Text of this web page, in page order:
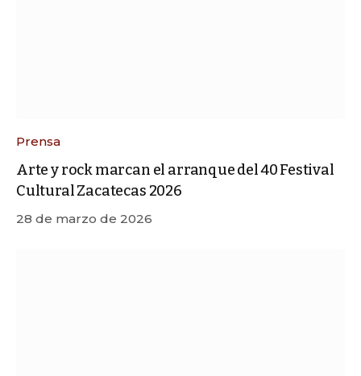
Prensa
Arte y rock marcan el arranque del 40 Festival
Cultural Zacatecas 2026
28 de marzo de 2026